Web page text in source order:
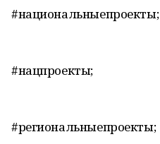
#национальныепроекты;
#нацпроекты;
#региональныепроекты;